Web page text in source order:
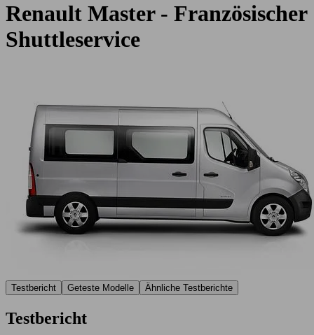
Renault Master - Französischer
Shuttleservice
Testbericht Geteste Modelle Ähnliche Testberichte
Testbericht